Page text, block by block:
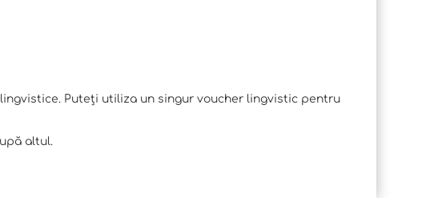
Puteți utiliza un singur voucher lingvistic pentru
altul.